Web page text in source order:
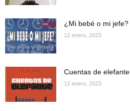
¿Mi bebé o mi jefe?
12 enero, 2023
Cuentas de elefante
12 enero, 2023